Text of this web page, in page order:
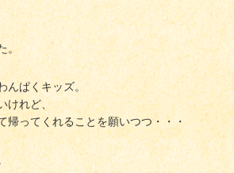
。
んぱくキッズ。
けれど、
帰ってくれることを願いつつ・・・